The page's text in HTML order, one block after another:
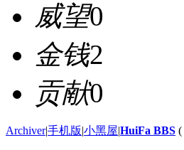
威望0
金钱2
贡献0
Archiver|手机版|小黑屋|HuiFa BBS (